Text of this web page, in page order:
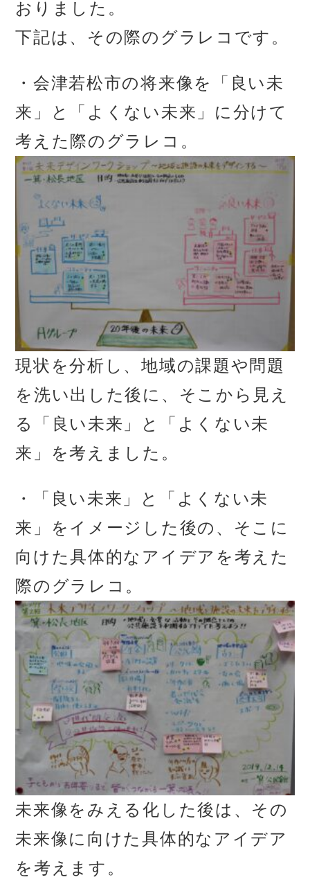
おりました。
下記は、その際のグラレコです。
・会津若松市の将来像を「良い未
来」と「よくない未来」に分けて
考えた際のグラレコ。
現状を分析し、地域の課題や問題
を洗い出した後に、そこから見え
る「良い未来」と「よくない未
来」を考えました。
・「良い未来」と「よくない未
来」をイメージした後の、そこに
向けた具体的なアイデアを考えた
際のグラレコ。
未来像をみえる化した後は、その
未来像に向けた具体的なアイデア
を考えます。